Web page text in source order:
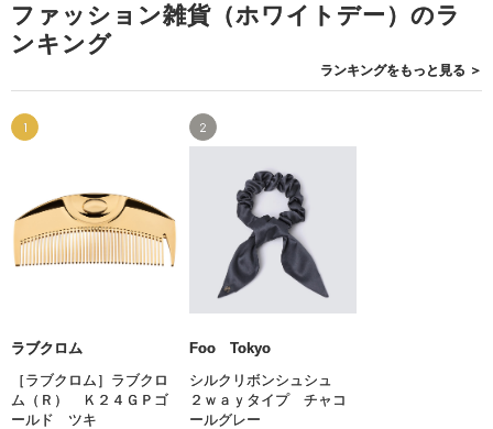
ファッション雑貨（ホワイトデー）のラ
ンキング
ランキングをもっと見る ＞
1
ラブクロム
［ラブクロム］ラブクロ
ム（Ｒ） Ｋ２４ＧＰゴ
ールド ツキ
2
Foo Tokyo
シルクリボンシュシュ
２ｗａｙタイプ チャコ
ールグレー